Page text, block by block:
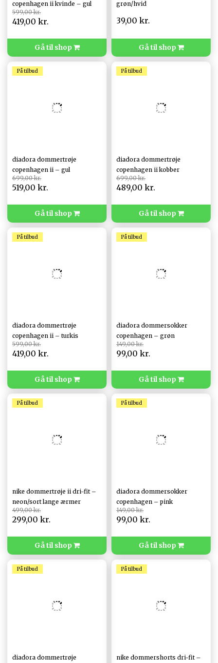
copenhagen ii kvinde – gul
599,00 kr.
419,00 kr.
Gå til shop
grøn/hvid
39,00 kr.
Gå til shop
På tilbud
diadora dommertrøje
copenhagen ii – gul
699,00 kr.
519,00 kr.
Gå til shop
På tilbud
diadora dommertrøje
copenhagen ii kobber
699,00 kr.
489,00 kr.
Gå til shop
På tilbud
diadora dommertrøje
copenhagen ii – turkis
599,00 kr.
419,00 kr.
Gå til shop
På tilbud
diadora dommersokker
copenhagen – grøn
149,00 kr.
99,00 kr.
Gå til shop
På tilbud
nike dommertrøje ii dri-fit –
neon/sort lange ærmer
499,00 kr.
299,00 kr.
Gå til shop
På tilbud
diadora dommersokker
copenhagen – pink
149,00 kr.
99,00 kr.
Gå til shop
På tilbud
diadora dommertrøje
På tilbud
nike dommershorts dri-fit –